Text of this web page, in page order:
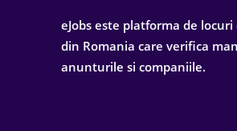
eJobs este platforma de locuri
din Romania care verifica
anunturile si companiile.